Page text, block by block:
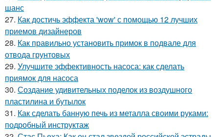
шанс
27. Как достичь эффекта 'wow' с помощью 12 лучших
приемов дизайнеров
28. Как правильно установить примок в подвале для
отвода грунтовых
29. Улучшите эффективность насоса: как сделать
приямок для насоса
30. Создание удивительных поделок из воздушного
пластилина и бутылок
31. Как сделать банную печь из металла своими руками:
подробный инструктаж